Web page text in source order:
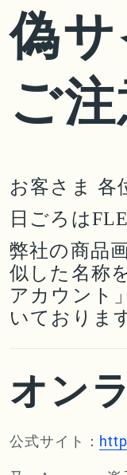
偽
ご
お客さま 各
日ごろは
弊社の商品
似した名称
アカウント
いておりま
オン
公式サイト：